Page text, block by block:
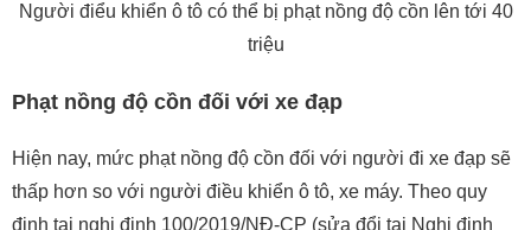
Người điểu khiển ô tô có thể bị phạt nồng độ cồn lên tới 40
triệu
Phạt nồng độ cồn đối với xe đạp
Hiện nay, mức phạt nồng độ cồn đối với người đi xe đạp sẽ
thấp hơn so với người điều khiển ô tô, xe máy. Theo quy
định tại nghị định 100/2019/NĐ-CP (sửa đổi tại Nghị định